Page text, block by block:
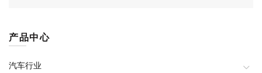
产品中心
汽车行业